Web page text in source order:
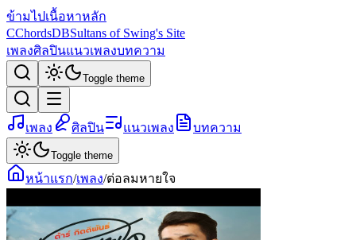
ข้ามไปเนื้อหาหลัก
CChordsDBSultans of Swing's Site
เพลงศิลปินแนวเพลงบทความ
Toggle theme
เพลง ศิลปิน แนวเพลง บทความ
Toggle theme
หน้าแรก/เพลง/ต่อลมหายใจ